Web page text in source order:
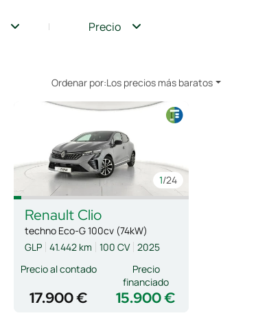
Precio
Ordenar por:Los precios más baratos
1/24
Renault Clio
techno Eco-G 100cv (74kW)
GLP 41.442 km 100 CV 2025
Precio al contado
17.900 € 15.900 €
Precio
financiado